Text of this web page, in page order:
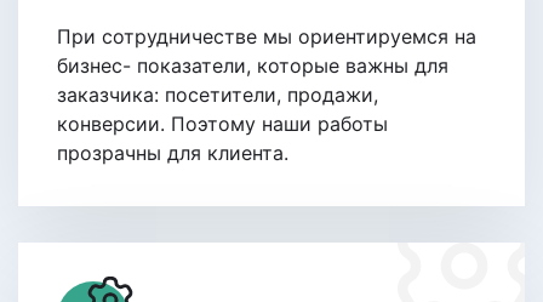
При сотрудничестве мы ориентируемся на
бизнес- показатели, которые важны для
заказчика: посетители, продажи,
конверсии. Поэтому наши работы
прозрачны для клиента.